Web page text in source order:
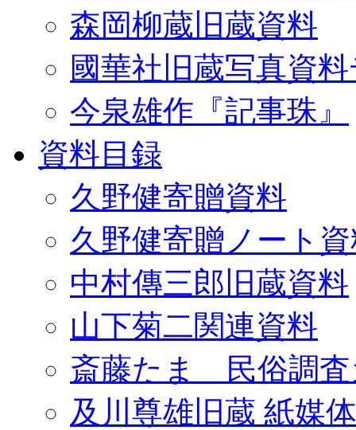
森岡柳蔵旧蔵資料
國華社旧蔵写真資
今泉雄作『記事珠』
資料目録
久野健寄贈資料
久野健寄贈ノート
中村傳三郎旧蔵資料
山下菊二関連資料
斎藤たま 民俗調査
及川尊雄旧蔵 紙媒